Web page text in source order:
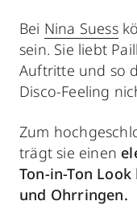
Bei Nina Suess
sein. Sie liebt
Auftritte und so
Disco-Feeling
Zum
trägt sie einen
Ton-in-Ton
und Ohrringen.